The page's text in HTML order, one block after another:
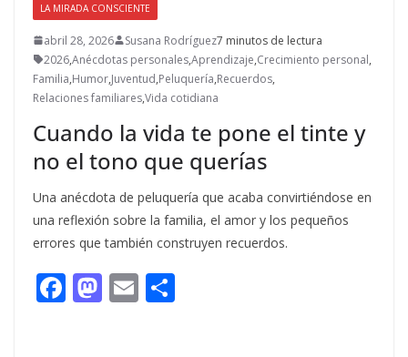
LA MIRADA CONSCIENTE
abril 28, 2026 Susana Rodríguez7 minutos de lectura
2026,Anécdotas personales,Aprendizaje,Crecimiento personal,
Familia,Humor,Juventud,Peluquería,Recuerdos,
Relaciones familiares,Vida cotidiana
Cuando la vida te pone el tinte y
no el tono que querías
Una anécdota de peluquería que acaba convirtiéndose en
una reflexión sobre la familia, el amor y los pequeños
errores que también construyen recuerdos.
F M E